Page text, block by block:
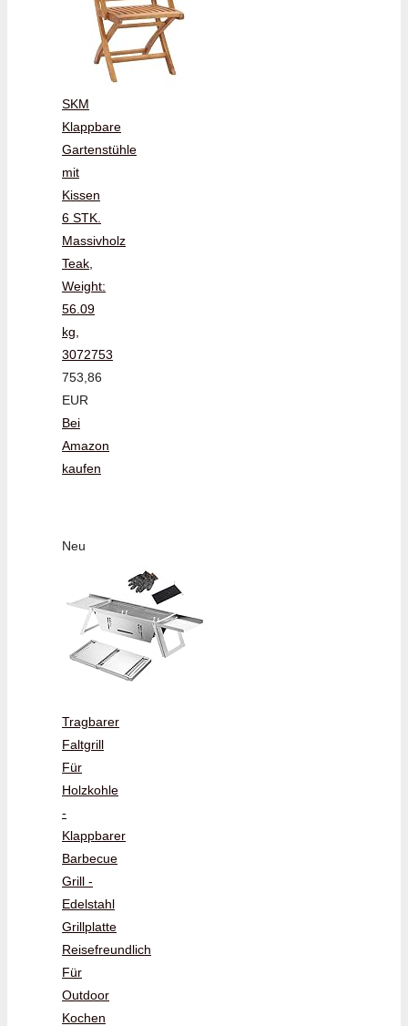
SKM
Klappbare
Gartenstühle
mit
Kissen
6 STK.
Massivholz
Teak,
Weight:
56.09
kg,
3072753
753,86
EUR
Bei
Amazon
kaufen
Neu
Tragbarer
Faltgrill
Für
Holzkohle
-
Klappbarer
Barbecue
Grill -
Edelstahl
Grillplatte
Reisefreundlich
Für
Outdoor
Kochen